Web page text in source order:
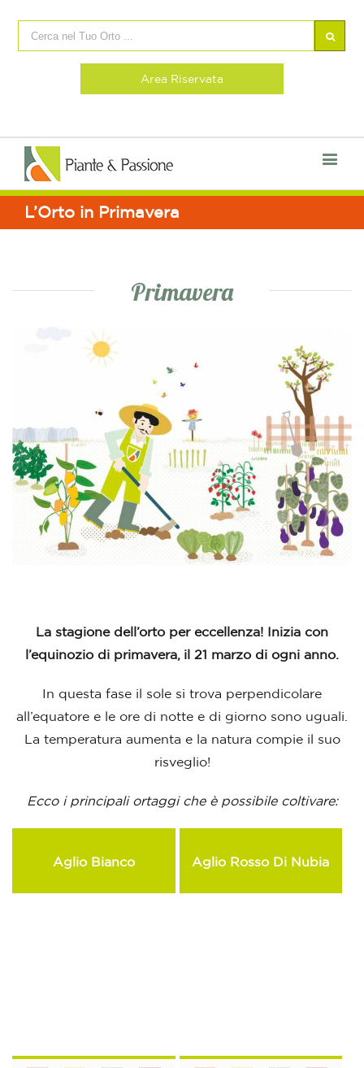
Area Riservata
L’Orto in Primavera
Primavera
La stagione dell’orto per eccellenza! Inizia con
l’equinozio di primavera, il 21 marzo di ogni anno.
In questa fase il sole si trova perpendicolare
all’equatore e le ore di notte e di giorno sono uguali.
La temperatura aumenta e la natura compie il suo
risveglio!
Ecco i principali ortaggi che è possibile coltivare:
Aglio Bianco Aglio Rosso Di Nubia